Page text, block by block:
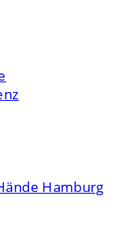
Hamburg